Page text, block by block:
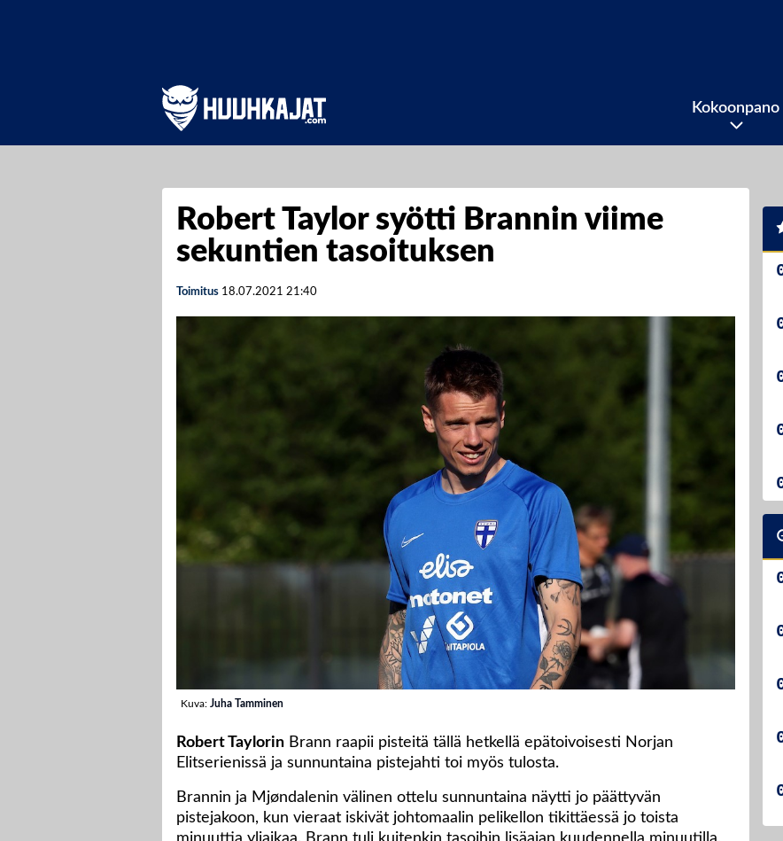
Kokoonpano
Robert Taylor syötti Brannin viime
sekuntien tasoituksen
Toimitus 18.07.2021 21:40
Kuva: Juha Tamminen
Robert Taylorin Brann raapii pisteitä tällä hetkellä epätoivoisesti Norjan
Elitserienissä ja sunnuntaina pistejahti toi myös tulosta.
Brannin ja Mjøndalenin välinen ottelu sunnuntaina näytti jo päättyvän
pistejakoon, kun vieraat iskivät johtomaalin pelikellon tikittäessä jo toista